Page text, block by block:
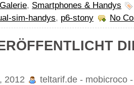
, Smartphones & Handys
sim-handys, p6-stony No
2012
teltarif.de - mobicroco